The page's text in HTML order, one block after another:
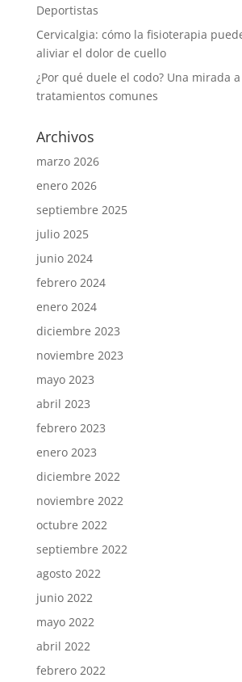
Deportistas
Cervicalgia: cómo la fisioterapia
aliviar el dolor de cuello
¿Por qué duele el codo? Una mirada
tratamientos comunes
Archivos
marzo 2026
enero 2026
septiembre 2025
julio 2025
junio 2024
febrero 2024
enero 2024
diciembre 2023
noviembre 2023
mayo 2023
abril 2023
febrero 2023
enero 2023
diciembre 2022
noviembre 2022
octubre 2022
septiembre 2022
agosto 2022
junio 2022
mayo 2022
abril 2022
febrero 2022